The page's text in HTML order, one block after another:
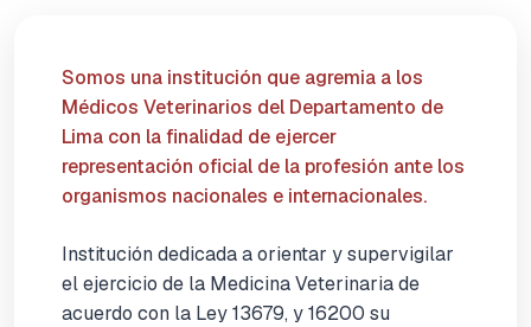
Somos una institución que agremia a los
Médicos Veterinarios del Departamento de
Lima con la finalidad de ejercer
representación oficial de la profesión ante los
organismos nacionales e internacionales.
Institución dedicada a orientar y supervigilar
el ejercicio de la Medicina Veterinaria de
acuerdo con la Ley 13679, y 16200 su